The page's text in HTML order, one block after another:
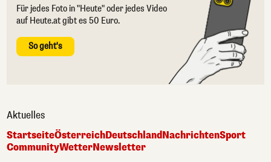
Für jedes Foto in "Heute" oder jedes Video
auf Heute.at gibt es 50 Euro.
So geht's
Aktuelles
StartseiteÖsterreichDeutschlandNachrichtenSport
CommunityWetterNewsletter